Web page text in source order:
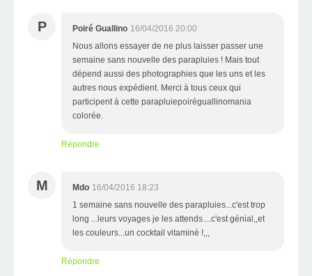
P Poiré Guallino 16/04/2016 20:00
Nous allons essayer de ne plus laisser passer une
semaine sans nouvelle des parapluies ! Mais tout
dépend aussi des photographies que les uns et les
autres nous expédient. Merci à tous ceux qui
participent à cette parapluiepoiréguallinomania
colorée.
Répondre
M Mdo 16/04/2016 18:23
1 semaine sans nouvelle des parapluies...c'est trop
long ...leurs voyages je les attends....c'est génial,,et
les couleurs...un cocktail vitaminé !,,,
Répondre